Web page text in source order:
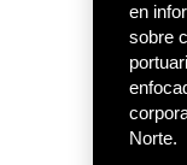
en
sobre
Norte.